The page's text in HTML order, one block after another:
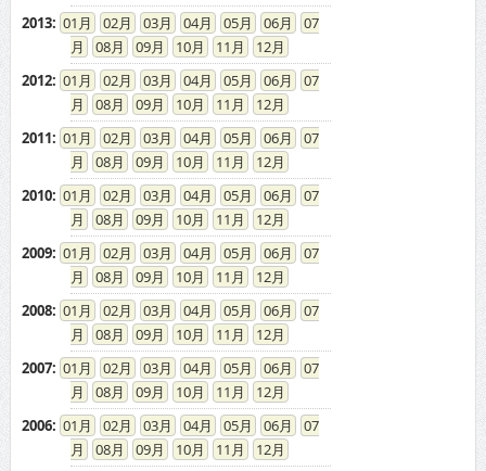
2013: 01 02 03 04 05 06
07
08
09 10 11
12
2012: 01 02 03 04 05 06
07
08
09 10 11
12
2011: 01 02 03 04 05 06
07
08
09 10 11
12
2010: 01 02 03 04 05 06
07
08
09 10 11
12
2009: 01 02 03 04 05 06
07
08
09 10 11
12
2008: 01 02 03 04 05 06
07
08
09 10 11
12
2007: 01 02 03 04 05 06
07
08
09 10 11
12
2006: 01 02 03 04 05 06
07
08
09 10 11
12